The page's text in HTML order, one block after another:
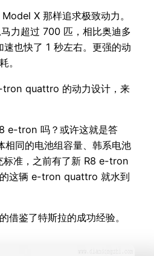
X 那样追求极致动力。
力超过 700 匹，相比奥迪多
也快了 1 秒左右。更强的动
。
tron quattro 的动力设计，来
e-tron 吗？或许这就是答
同的电池组容量、韩系电池
标准，之前有了新 R8 e-tron
这辆 e-tron quattro 就水到
借鉴了特斯拉的成功经验。